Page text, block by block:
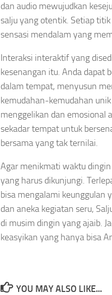
dan audio mewujudkan
salju yang otentik. Setiap
sensasi mendalam yang
Interaksi interaktif yang
kesenangan itu. Anda dapat
dalam tempat, menyusun
kemudahan-kemudahan
menggelikan dan emosional
sekadar tempat untuk
bersama yang tak ternilai.
Agar menikmati waktu
yang harus dikunjungi.
bisa mengalami keunggulan
dan aneka kegiatan seru,
di musim dingin yang ajaib.
keasyikan yang hanya bisa
YOU MAY ALSO LIKE...